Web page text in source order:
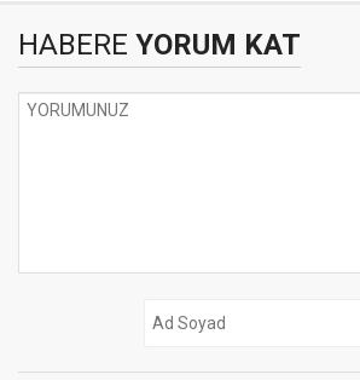
HABERE YORUM KAT